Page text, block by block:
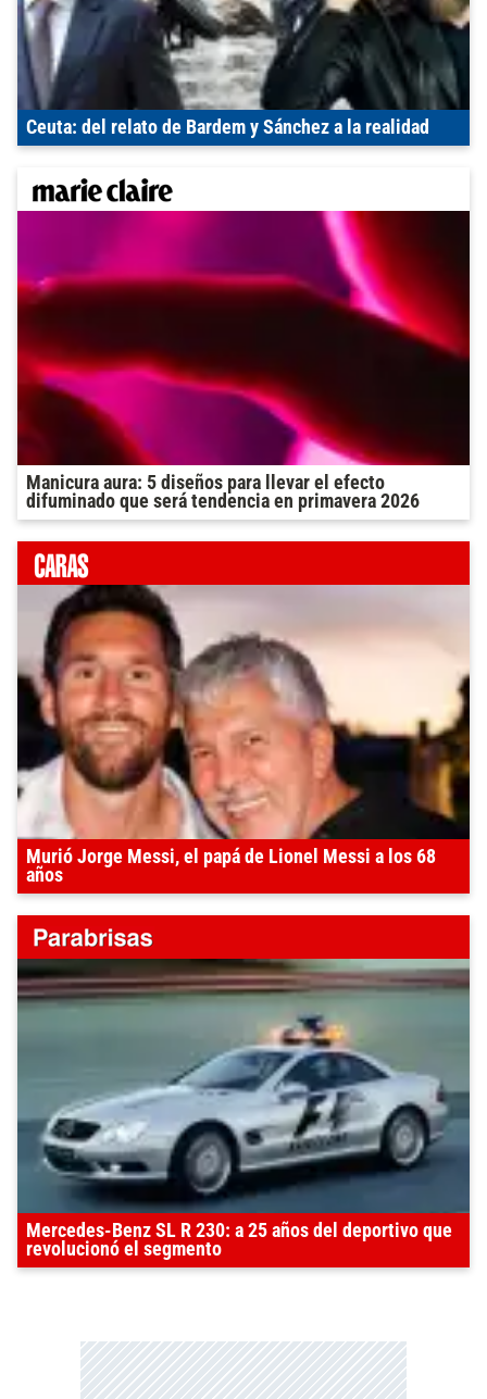
Ceuta: del relato de Bardem y Sánchez a la realidad
Manicura aura: 5 diseños para llevar el efecto
difuminado que será tendencia en primavera 2026
Murió Jorge Messi, el papá de Lionel Messi a los 68
años
Mercedes-Benz SL R 230: a 25 años del deportivo que
revolucionó el segmento